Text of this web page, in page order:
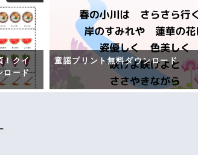
！クイ
ロード
童謡プリント無料ダウンロード